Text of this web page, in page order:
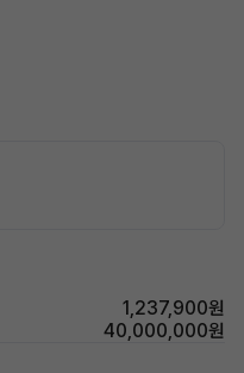
1,237,900원
40,000,000원